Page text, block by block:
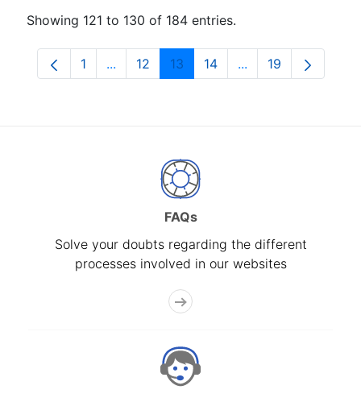
Showing 121 to 130 of 184 entries.
Page
1 ...Intermediate Pages Use TAB to navigate.
Page
12 Page
13 Page
14 ...Intermediate
Page
19
FAQs
Solve your doubts regarding the different
processes involved in our websites